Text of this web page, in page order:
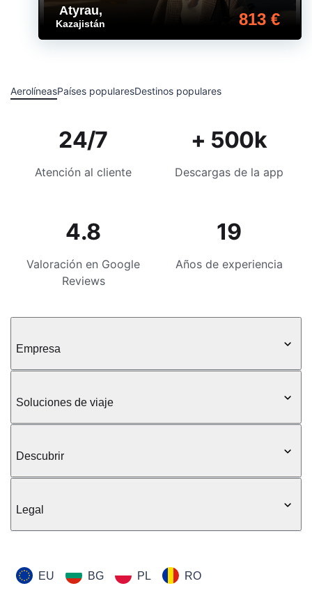
Atyrau,
Kazajistán 813 €
AerolíneasPaíses popularesDestinos populares
24/7
Atención al cliente
+ 500k
Descargas de la app
4.8
Valoración en Google
Reviews
19
Años de experiencia
Empresa
Soluciones de viaje
Descubrir
Legal
EU BG PL RO